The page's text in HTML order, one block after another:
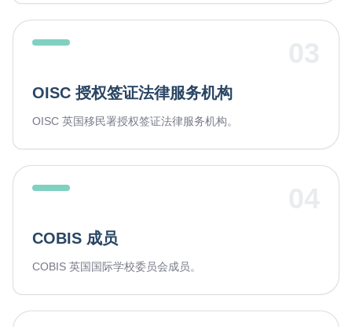
OISC 授权签证法律服务机构
OISC 英国移民署授权签证法律服务机构。
COBIS 成员
COBIS 英国国际学校委员会成员。